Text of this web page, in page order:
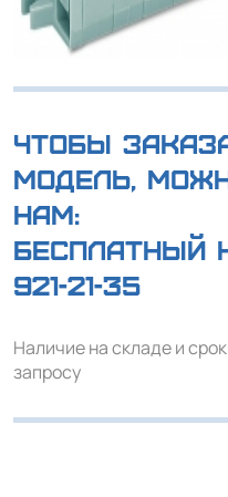
Чтобы
модель,
нам:
Бесплатный
921-21-35
Наличие на складе и
запросу